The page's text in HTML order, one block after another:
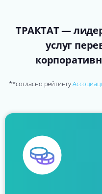
ТРАКТАТ —
услуг
**согласно рейтингу